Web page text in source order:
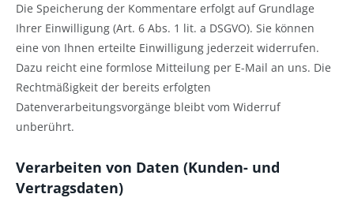
Die Speicherung der Kommentare erfolgt auf Grundlage
Ihrer Einwilligung (Art. 6 Abs. 1 lit. a DSGVO). Sie können
eine von Ihnen erteilte Einwilligung jederzeit widerrufen.
Dazu reicht eine formlose Mitteilung per E-Mail an uns. Die
Rechtmäßigkeit der bereits erfolgten
Datenverarbeitungsvorgänge bleibt vom Widerruf
unberührt.
Verarbeiten von Daten (Kunden- und
Vertragsdaten)